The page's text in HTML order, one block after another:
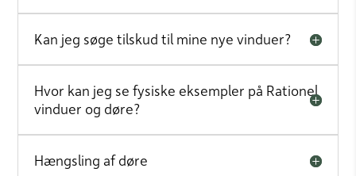
Kan jeg søge tilskud til mine nye vinduer?
Hvor kan jeg se fysiske eksempler på Rationel
vinduer og døre?
Hængsling af døre